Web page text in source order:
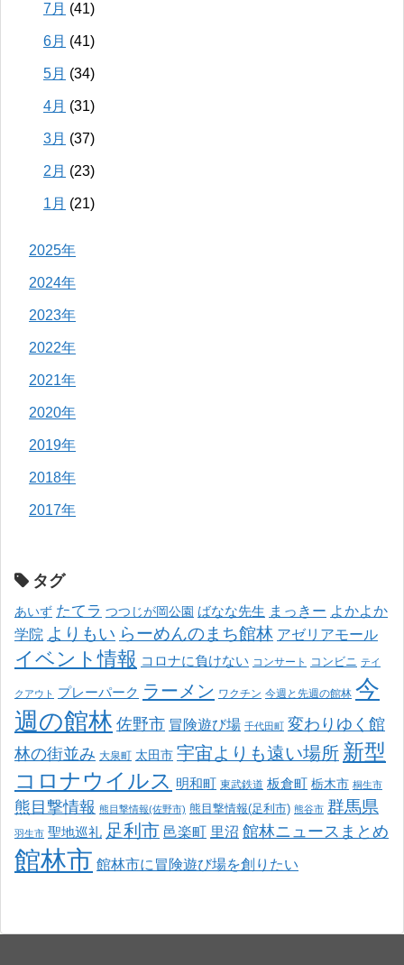
7月 (41)
6月 (41)
5月 (34)
4月 (31)
3月 (37)
2月 (23)
1月 (21)
2025年
2024年
2023年
2022年
2021年
2020年
2019年
2018年
2017年
タグ
あいず たてラ つつじが岡公園 ばなな先生 まっきー よかよか
学院 よりもい らーめんのまち館林 アゼリアモール
イベント情報 コロナに負けない コンサート コンビニ テイ
クアウト プレーパーク ラーメン ワクチン 今週と先週の館林 今
週の館林 佐野市 冒険遊び場 千代田町
変わりゆく館
林の街並み 大泉町 太田市 宇宙よりも遠い場所 新型
コロナウイルス 明和町 東武鉄道 板倉町 栃木市 桐生市
熊目撃情報 熊目撃情報(佐野市) 熊目撃情報(足利市) 熊谷市 群馬県
羽生市 聖地巡礼 足利市 邑楽町 里沼 館林ニュースまとめ
館林市 館林市に冒険遊び場を創りたい